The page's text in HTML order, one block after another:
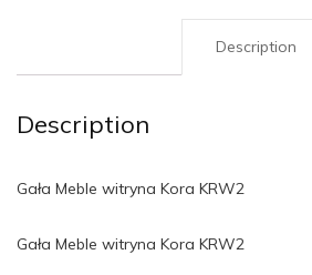
Description
Description
Gała Meble witryna Kora KRW2
Gała Meble witryna Kora KRW2